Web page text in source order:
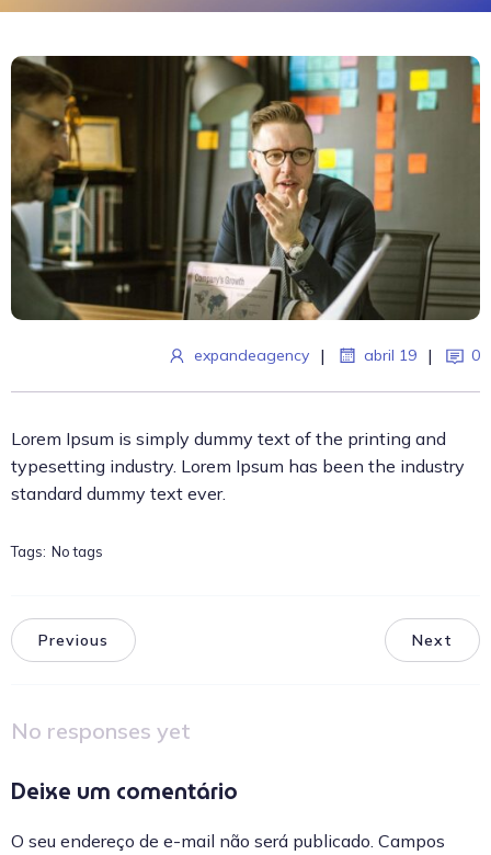
expandeagency | abril 19 | 0
Lorem Ipsum is simply dummy text of the printing and
typesetting industry. Lorem Ipsum has been the industry
standard dummy text ever.
Tags: No tags
Previous Next
No responses yet
Deixe um comentário
O seu endereço de e-mail não será publicado. Campos